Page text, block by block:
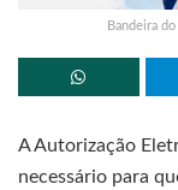
Bandeira
A Autorização
necessário para